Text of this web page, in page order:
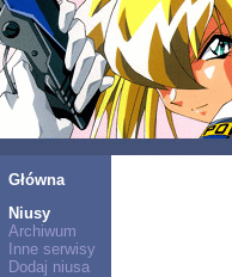
Główna
Niusy
Archiwum
Inne serwisy
Dodaj niusa